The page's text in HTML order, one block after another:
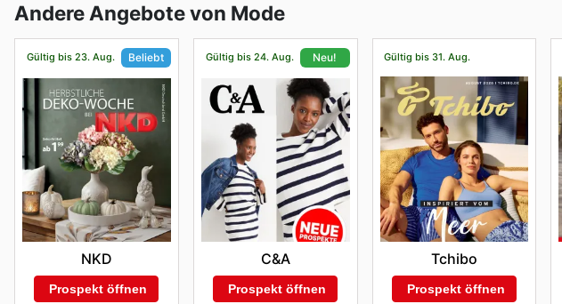
Andere Angebote von Mode
Gültig bis 23. Aug. Beliebt
NKD
Prospekt öffnen
Gültig bis 24. Aug. Neu!
C&A
Prospekt öffnen
Gültig bis 31. Aug.
Tchibo
Prospekt öffnen